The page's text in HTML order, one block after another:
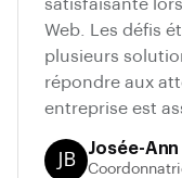
satisfaisante
Web. Les défis
plusieurs
répondre aux
entreprise est
MRC
Josée-